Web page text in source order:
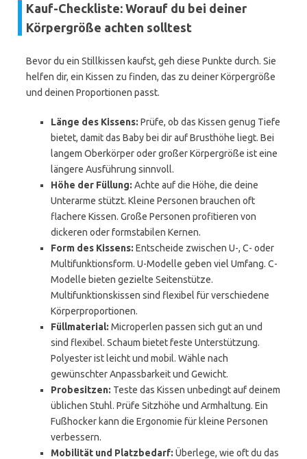
Kauf-Checkliste: Worauf du bei deiner
Körpergröße achten solltest
Bevor du ein Stillkissen kaufst, geh diese Punkte durch. Sie
helfen dir, ein Kissen zu finden, das zu deiner Körpergröße
und deinen Proportionen passt.
Länge des Kissens: Prüfe, ob das Kissen genug Tiefe
bietet, damit das Baby bei dir auf Brusthöhe liegt. Bei
langem Oberkörper oder großer Körpergröße ist eine
längere Ausführung sinnvoll.
Höhe der Füllung: Achte auf die Höhe, die deine
Unterarme stützt. Kleine Personen brauchen oft
flachere Kissen. Große Personen profitieren von
dickeren oder formstabilen Kernen.
Form des Kissens: Entscheide zwischen U-, C- oder
Multifunktionsform. U-Modelle geben viel Umfang. C-
Modelle bieten gezielte Seitenstütze.
Multifunktionskissen sind flexibel für verschiedene
Körperproportionen.
Füllmaterial: Microperlen passen sich gut an und
sind flexibel. Schaum bietet feste Unterstützung.
Polyester ist leicht und mobil. Wähle nach
gewünschter Anpassbarkeit und Gewicht.
Probesitzen: Teste das Kissen unbedingt auf deinem
üblichen Stuhl. Prüfe Sitzhöhe und Armhaltung. Ein
Fußhocker kann die Ergonomie für kleine Personen
verbessern.
Mobilität und Platzbedarf: Überlege, wie oft du das